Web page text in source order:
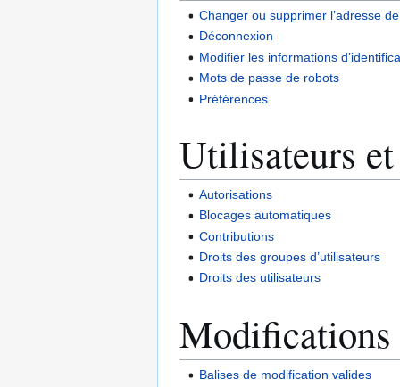
Changer ou supprimer l’adresse
Déconnexion
Modifier les informations
Mots de passe de robots
Préférences
Utilisateurs
Autorisations
Blocages automatiques
Contributions
Droits des groupes d’utilisateurs
Droits des utilisateurs
Modifications
Balises de modification valides